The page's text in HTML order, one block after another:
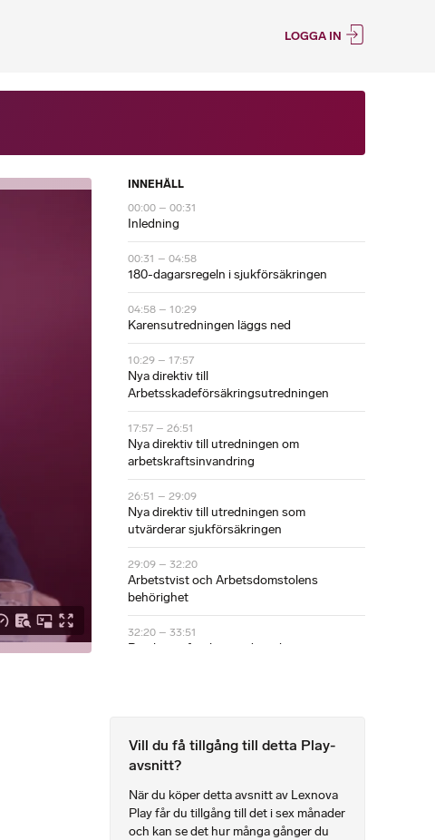
LOGGA IN
INNEHÅLL
00:00 – 00:31
Inledning
00:31 – 04:58
180-dagarsregeln i sjukförsäkringen
04:58 – 10:29
Karensutredningen läggs ned
10:29 – 17:57
Nya direktiv till
Arbetsskadeförsäkringsutredningen
17:57 – 26:51
Nya direktiv till utredningen om
arbetskraftsinvandring
26:51 – 29:09
Nya direktiv till utredningen som
utvärderar sjukförsäkringen
29:09 – 32:20
Arbetstvist och Arbetsdomstolens
behörighet
32:20 – 33:51
Betalningsföreläggande i arbetstvist
39:42 – 42:58
Likabehandlingsprincipen vid bemanning
42:58 – 46:48
Skydd mot diskriminering av
tidsbegränsat anställd arbetstagare
Vill du få tillgång till detta Play-
avsnitt?
När du köper detta avsnitt av Lexnova
Play får du tillgång till det i sex månader
och kan se det hur många gånger du